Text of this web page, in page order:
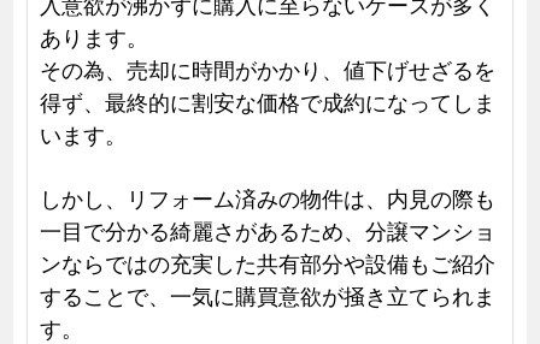
あります。
その為、売却に時間がかかり、値下げせざるを
得ず、最終的に割安な価格で成約になってしま
います。
しかし、リフォーム済みの物件は、内見の際も
一目で分かる綺麗さがあるため、分譲マンショ
ンならではの充実した共有部分や設備もご紹介
することで、一気に購買意欲が掻き立てられま
す。